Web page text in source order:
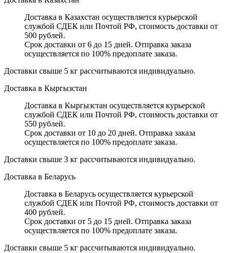
Доставка в Казахстан осуществляется курьерской
службой СДЕК или Почтой РФ, стоимость доставки от
500 рублей.
Срок доставки от 6 до 15 дней. Отправка заказа
осуществляется по 100% предоплате заказа.
Доставки свыше 5 кг рассчитываются индивидуально.
Доставка в Кыргызстан
Доставка в Кыргызстан осуществляется курьерской
службой СДЕК или Почтой РФ, стоимость доставки от
550 рублей.
Срок доставки от 10 до 20 дней. Отправка заказа
осуществляется по 100% предоплате заказа.
Доставки свыше 3 кг рассчитываются индивидуально.
Доставка в Беларусь
Доставка в Беларусь осуществляется курьерской
службой СДЕК или Почтой РФ, стоимость доставки от
400 рублей.
Срок доставки от 5 до 15 дней. Отправка заказа
осуществляется по 100% предоплате заказа.
Доставки свыше 5 кг рассчитываются индивидуально.